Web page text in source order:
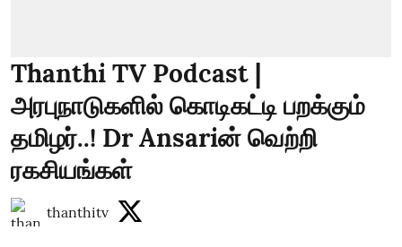
Thanthi TV Podcast |
அரபுநாடுகளில் கொடிகட்டி பறக்கும்
தமிழர்..! Dr Ansariன் வெற்றி
ரகசியங்கள்
thanthitv